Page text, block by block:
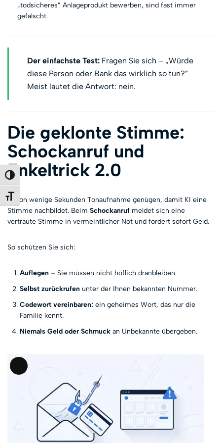
Umschalten auf hohe Kontraste
Schrift vergrößern
„todsicheres” Anlageprodukt bewerben, sind fast immer
gefälscht.
Der einfachste Test: Fragen Sie sich – „Würde
diese Person oder Bank das wirklich so tun?”
Meist lautet die Antwort: nein.
Die geklonte Stimme:
Schockanruf und
Enkeltrick 2.0
Schon wenige Sekunden Tonaufnahme genügen, damit KI eine
Stimme nachbildet. Beim Schockanruf meldet sich eine
vertraute Stimme in vermeintlicher Not und fordert sofort Geld.
So schützen Sie sich:
Auflegen – Sie müssen nicht höflich dranbleiben.
Selbst zurückrufen unter der Ihnen bekannten Nummer.
Codewort vereinbaren: ein geheimes Wort, das nur die
Familie kennt.
Niemals Geld oder Schmuck an Unbekannte übergeben.
Lange